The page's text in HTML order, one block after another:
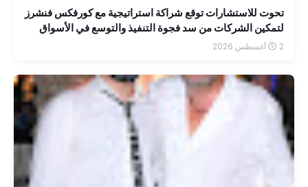
تحوت للاستشارات توقع شراكة استراتيجية مع كورفكس فنشرز
لتمكين الشركات من سد فجوة التنفيذ والتوسع في الأسواق
الإقليمية
2 أغسطس 2026